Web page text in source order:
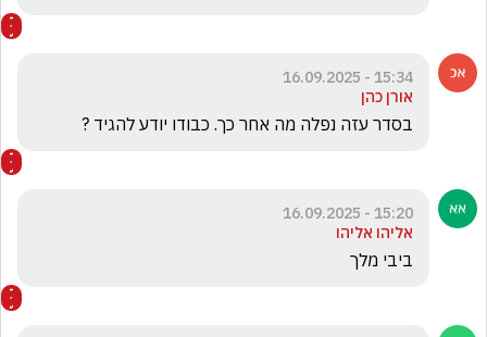
15:34 - 16.09.2025
אורן כהן
בסדר עזה נפלה מה אחר כך. כבודו יודע להגיד ?
15:20 - 16.09.2025
אליהו אליהו
ביבי מלך